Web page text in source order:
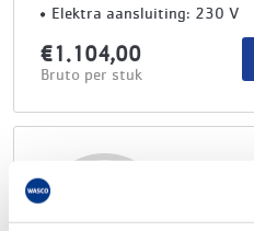
Elektra aansluiting: 230 V
€1.104,00
Bruto per stuk